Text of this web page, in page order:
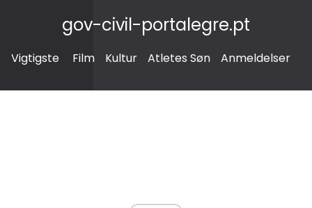
gov-civil-portalegre.pt
Vigtigste Film Kultur Atletes Søn Anmeldelser